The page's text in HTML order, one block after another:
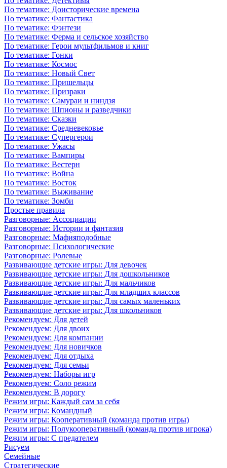
По тематике: Доисторические времена
По тематике: Фантастика
По тематике: Фэнтези
По тематике: Ферма и сельское хозяйство
По тематике: Герои мультфильмов и книг
По тематике: Гонки
По тематике: Космос
По тематике: Новый Свет
По тематике: Пришельцы
По тематике: Призраки
По тематике: Самураи и ниндзя
По тематике: Шпионы и разведчики
По тематике: Сказки
По тематике: Средневековье
По тематике: Супергерои
По тематике: Ужасы
По тематике: Вампиры
По тематике: Вестерн
По тематике: Война
По тематике: Восток
По тематике: Выживание
По тематике: Зомби
Простые правила
Разговорные: Ассоциации
Разговорные: Истории и фантазия
Разговорные: Мафияподобные
Разговорные: Психологические
Разговорные: Ролевые
Развивающие детские игры: Для девочек
Развивающие детские игры: Для дошкольников
Развивающие детские игры: Для мальчиков
Развивающие детские игры: Для младших классов
Развивающие детские игры: Для самых маленьких
Развивающие детские игры: Для школьников
Рекомендуем: Для детей
Рекомендуем: Для двоих
Рекомендуем: Для компании
Рекомендуем: Для новичков
Рекомендуем: Для отдыха
Рекомендуем: Для семьи
Рекомендуем: Наборы игр
Рекомендуем: Соло режим
Рекомендуем: В дорогу
Режим игры: Каждый сам за себя
Режим игры: Командный
Режим игры: Кооперативный (команда против игры)
Режим игры: Полукооперативный (команда против игрока)
Режим игры: С предателем
Рисуем
Семейные
Стратегические